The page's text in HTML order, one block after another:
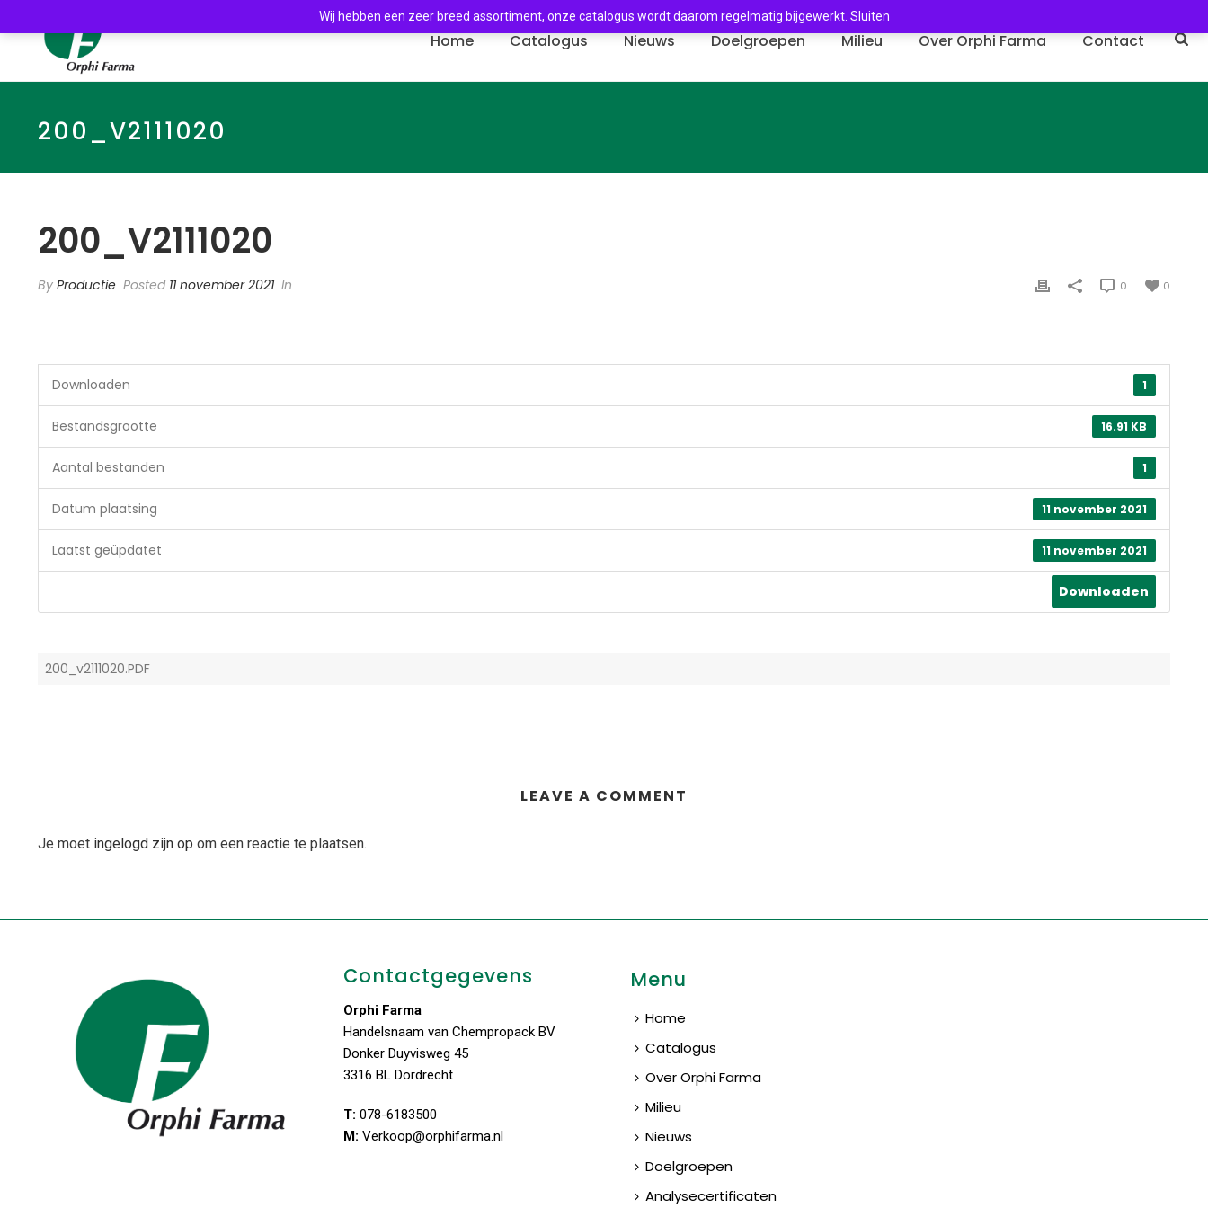
Home Catalogus Nieuws Doelgroepen Milieu Over Orphi Farma Contact
200_V2111020
200_V2111020
By Productie Posted 11 november 2021 In 0
0
1
Downloaden
16.91 KB
Bestandsgrootte
1
Aantal bestanden
11 november 2021
Datum plaatsing
11 november 2021
Laatst geüpdatet
Downloaden
200_v2111020.PDF
LEAVE A COMMENT
Je moet ingelogd zijn op om een reactie te plaatsen.
Contactgegevens
Orphi Farma
Handelsnaam van Chempropack BV
Donker Duyvisweg 45
3316 BL Dordrecht
T: 078-6183500
M: Verkoop@orphifarma.nl
Menu
Home
Catalogus
Over Orphi Farma
Milieu
Nieuws
Doelgroepen
Analysecertificaten
Wij hebben een zeer breed assortiment, onze catalogus wordt daarom regelmatig bijgewerkt. Sluiten